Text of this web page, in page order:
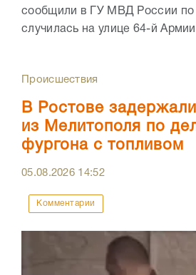
сообщили в ГУ МВД России по
случилась на улице 64-й
Происшествия
В Ростове
из Мелитополя по
фургона с топливом
05.08.2026 14:52
Комментарии